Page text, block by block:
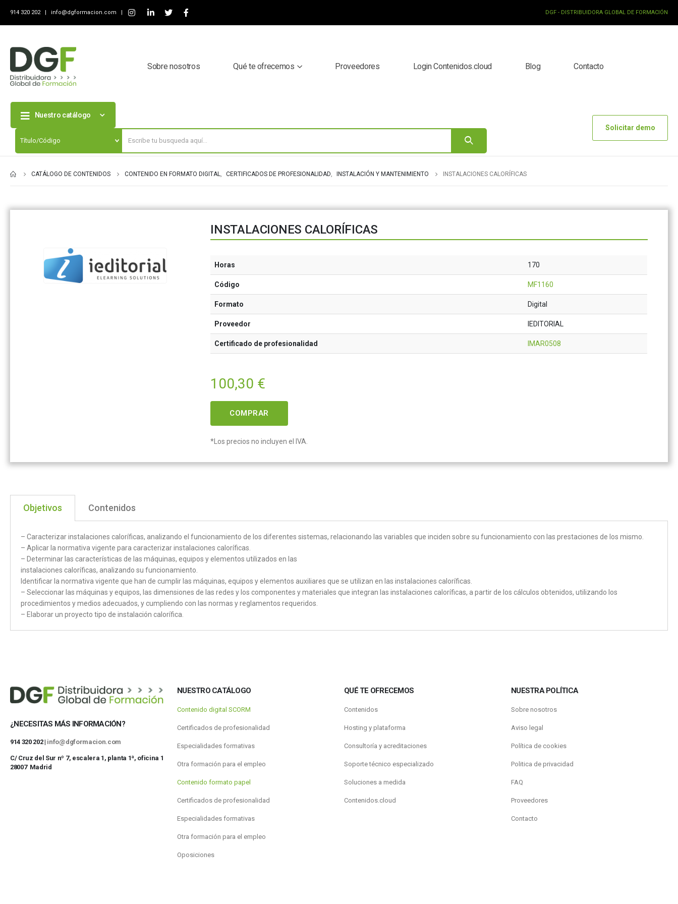
914 320 202 | info@dgformacion.com | DGF - DISTRIBUIDORA GLOBAL DE FORMACIÓN
Sobre nosotros Qué te ofrecemos Proveedores Login Contenidos.cloud Blog Contacto
Nuestro catálogo
Solicitar demo
CATÁLOGO DE CONTENIDOS CONTENIDO EN FORMATO DIGITAL, CERTIFICADOS DE PROFESIONALIDAD, INSTALACIÓN Y MANTENIMIENTO INSTALACIONES CALORÍFICAS
INSTALACIONES CALORÍFICAS
Horas 170
Código MF1160
Formato Digital
Proveedor IEDITORIAL
Certificado de profesionalidad IMAR0508
100,30 €
COMPRAR
*Los precios no incluyen el IVA.
Objetivos Contenidos
– Caracterizar instalaciones caloríficas, analizando el funcionamiento de los diferentes sistemas, relacionando las variables que inciden sobre su funcionamiento con las prestaciones de los mismo.
– Aplicar la normativa vigente para caracterizar instalaciones caloríficas.
– Determinar las características de las máquinas, equipos y elementos utilizados en las
instalaciones caloríficas, analizando su funcionamiento.
Identificar la normativa vigente que han de cumplir las máquinas, equipos y elementos auxiliares que se utilizan en las instalaciones caloríficas.
– Seleccionar las máquinas y equipos, las dimensiones de las redes y los componentes y materiales que integran las instalaciones caloríficas, a partir de los cálculos obtenidos, utilizando los
procedimientos y medios adecuados, y cumpliendo con las normas y reglamentos requeridos.
– Elaborar un proyecto tipo de instalación calorífica.
¿NECESITAS MÁS INFORMACIÓN?
914 320 202 | info@dgformacion.com
C/ Cruz del Sur nº 7, escalera 1, planta 1ª, oficina 1
28007 Madrid
NUESTRO CATÁLOGO
Contenido digital SCORM
Certificados de profesionalidad
Especialidades formativas
Otra formación para el empleo
Contenido formato papel
Certificados de profesionalidad
Especialidades formativas
Otra formación para el empleo
Oposiciones
QUÉ TE OFRECEMOS
Contenidos
Hosting y plataforma
Consultoría y acreditaciones
Soporte técnico especializado
Soluciones a medida
Contenidos.cloud
NUESTRA POLÍTICA
Sobre nosotros
Aviso legal
Política de cookies
Politica de privacidad
FAQ
Proveedores
Contacto